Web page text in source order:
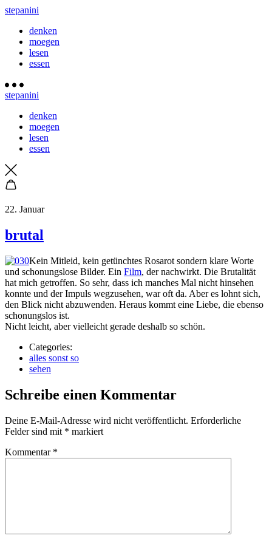
stepanini
denken
moegen
lesen
essen
stepanini
denken
moegen
lesen
essen
22. Januar
brutal
Kein Mitleid, kein getünchtes Rosarot sondern klare Worte
und schonungslose Bilder. Ein Film, der nachwirkt. Die Brutalität
hat mich getroffen. So sehr, dass ich manches Mal nicht hinsehen
konnte und der Impuls wegzusehen, war oft da. Aber es lohnt sich,
den Blick nicht abzuwenden. Heraus kommt eine Liebe, die ebenso
schonungslos ist.
Nicht leicht, aber vielleicht gerade deshalb so schön.
Categories:
alles sonst so
sehen
Schreibe einen Kommentar
Deine E-Mail-Adresse wird nicht veröffentlicht. Erforderliche
Felder sind mit * markiert
Kommentar *